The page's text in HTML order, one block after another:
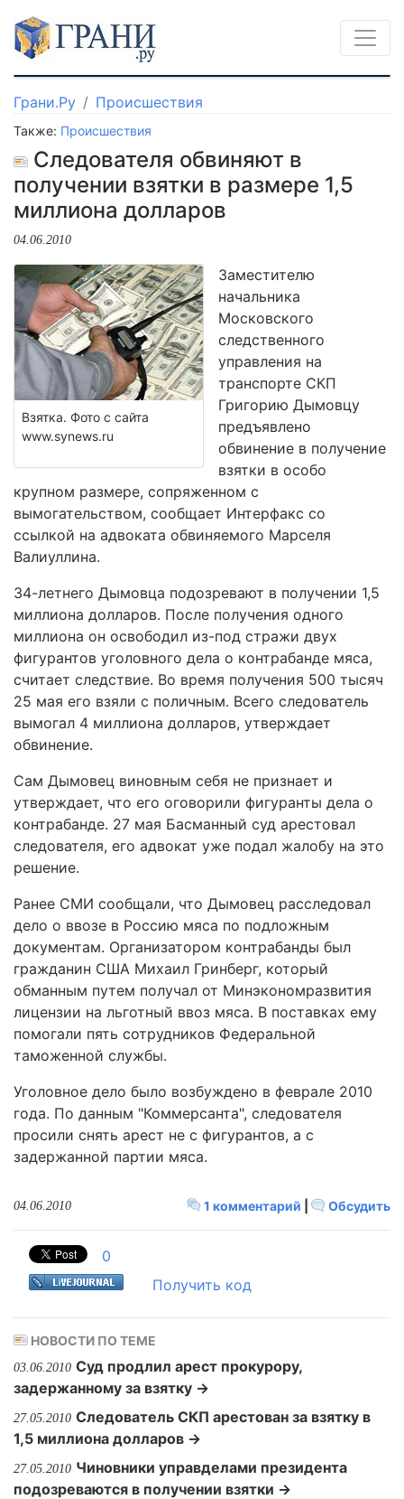
Грани.Ру Происшествия
Также: Происшествия
Следователя обвиняют в
получении взятки в размере 1,5
миллиона долларов
04.06.2010
Взятка. Фото с сайта
www.synews.ru
Заместителю
начальника
Московского
следственного
управления на
транспорте СКП
Григорию Дымовцу
предъявлено
обвинение в получение
взятки в особо
крупном размере, сопряженном с
вымогательством, сообщает Интерфакс со
ссылкой на адвоката обвиняемого Марселя
Валиуллина.
34-летнего Дымовца подозревают в получении 1,5
миллиона долларов. После получения одного
миллиона он освободил из-под стражи двух
фигурантов уголовного дела о контрабанде мяса,
считает следствие. Во время получения 500 тысяч
25 мая его взяли с поличным. Всего следователь
вымогал 4 миллиона долларов, утверждает
обвинение.
Сам Дымовец виновным себя не признает и
утверждает, что его оговорили фигуранты дела о
контрабанде. 27 мая Басманный суд арестовал
следователя, его адвокат уже подал жалобу на это
решение.
Ранее СМИ сообщали, что Дымовец расследовал
дело о ввозе в Россию мяса по подложным
документам. Организатором контрабанды был
гражданин США Михаил Гринберг, который
обманным путем получал от Минэкономразвития
лицензии на льготный ввоз мяса. В поставках ему
помогали пять сотрудников Федеральной
таможенной службы.
Уголовное дело было возбуждено в феврале 2010
года. По данным "Коммерсанта", следователя
просили снять арест не с фигурантов, а с
задержанной партии мяса.
1 комментарий Обсудить
04.06.2010
0
Получить код
НОВОСТИ ПО ТЕМЕ
03.06.2010 Суд продлил арест прокурору,
задержанному за взятку →
27.05.2010 Следователь СКП арестован за взятку в
1,5 миллиона долларов →
27.05.2010 Чиновники управделами президента
подозреваются в получении взятки →